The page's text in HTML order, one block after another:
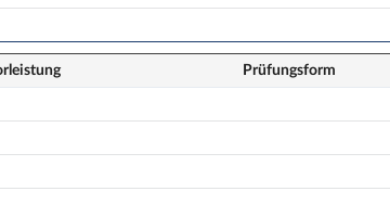
Prüfungsform